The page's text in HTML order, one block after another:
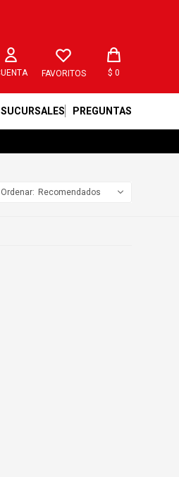
SUCURSALES PREGUNTAS
FAVORITOS $ 0
Recomendados